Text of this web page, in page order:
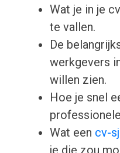
Wat je in je
te vallen.
De
werkgevers
willen zien.
Hoe je snel
professionele
Wat een cv-
je die zou